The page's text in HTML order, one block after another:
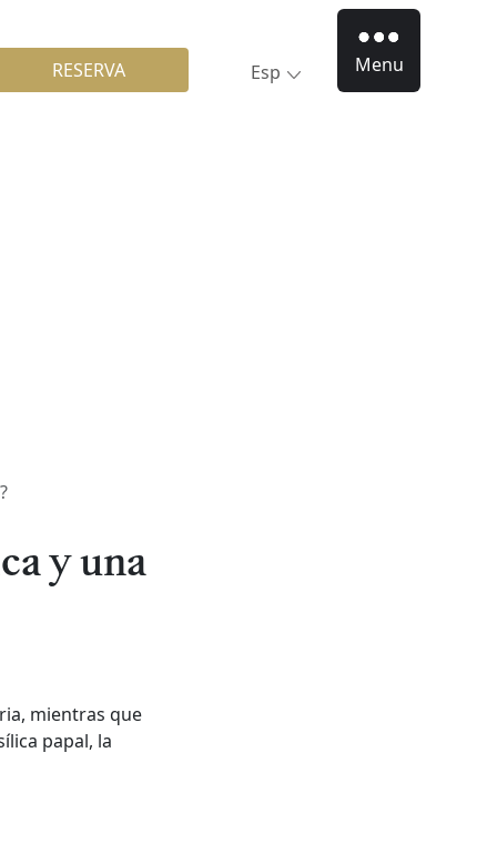
RESERVA Esp Menu
y una
mientras que
papal, la